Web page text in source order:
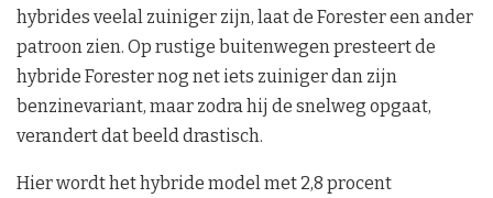
hybrides veelal zuiniger zijn, laat de Forester een ander
patroon zien. Op rustige buitenwegen presteert de
hybride Forester nog net iets zuiniger dan zijn
benzinevariant, maar zodra hij de snelweg opgaat,
verandert dat beeld drastisch.
Hier wordt het hybride model met 2,8 procent